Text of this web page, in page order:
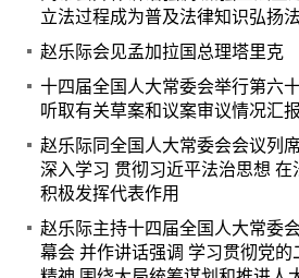
立法过程成为普及法律知识弘扬
赵乐际会见孟加拉国总理塔里克
十四届全国人大常委会举行第六
听取有关草案和议案审议情况汇
赵乐际同全国人大常委会会议列
深入学习 贯彻习近平法治思想 在
积极发挥代表作用
赵乐际主持十四届全国人大常委
幕会 并作讲话强调 学习贯彻党的